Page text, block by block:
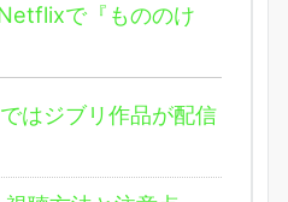
で『もののけ
はジブリ作品が配信